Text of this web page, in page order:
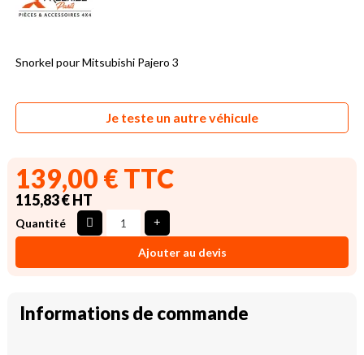
Snorkel pour Mitsubishi Pajero 3
Je teste un autre véhicule
139,00 € TTC
115,83 € HT
Quantité
Ajouter au devis
Informations de commande